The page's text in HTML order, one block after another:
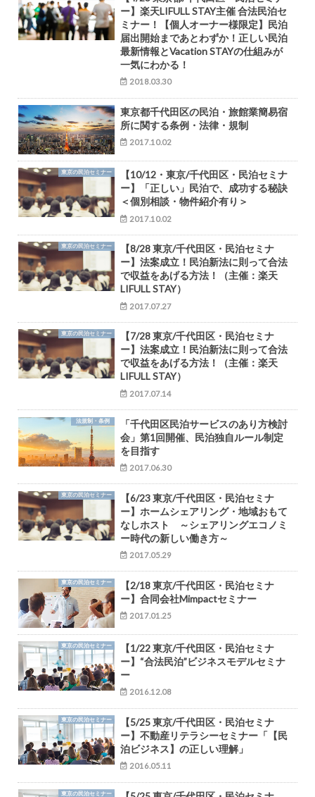
ー】楽天LIFULL STAY主催 合法民泊セ
ミナー！【個人オーナー様限定】民泊
届出開始まであとわずか！正しい民泊
最新情報とVacation STAYの仕組みが
一気にわかる！
2018.03.30
東京都千代田区の民泊・旅館業簡易宿
所に関する条例・法律・規制
2017.10.02
東京の民泊セミナー
【10/12・東京/千代田区・民泊セミナ
ー】「正しい」民泊で、成功する秘訣
＜個別相談・物件紹介有り＞
2017.10.02
東京の民泊セミナー
【8/28 東京/千代田区・民泊セミナ
ー】法案成立！民泊新法に則って合法
で収益をあげる方法！（主催：楽天
LIFULL STAY）
2017.07.27
東京の民泊セミナー
【7/28 東京/千代田区・民泊セミナ
ー】法案成立！民泊新法に則って合法
で収益をあげる方法！（主催：楽天
LIFULL STAY）
2017.07.14
法規制・条例
「千代田区民泊サービスのあり方検討
会」第1回開催、民泊独自ルール制定
を目指す
2017.06.30
東京の民泊セミナー
【6/23 東京/千代田区・民泊セミナ
ー】ホームシェアリング・地域おもて
なしホスト ～シェアリングエコノミ
ー時代の新しい働き方～
2017.05.29
東京の民泊セミナー
【2/18 東京/千代田区・民泊セミナ
ー】合同会社Mimpactセミナー
2017.01.25
東京の民泊セミナー
【1/22 東京/千代田区・民泊セミナ
ー】“合法民泊”ビジネスモデルセミナ
ー
2016.12.08
東京の民泊セミナー
【5/25 東京/千代田区・民泊セミナ
ー】不動産リテラシーセミナー「【民
泊ビジネス】の正しい理解」
2016.05.11
東京の民泊セミナー